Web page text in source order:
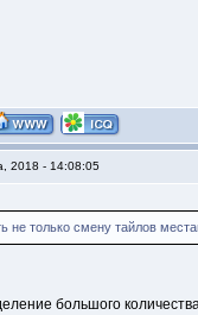
2018 - 14:08:05
не только смену тайлов
большого